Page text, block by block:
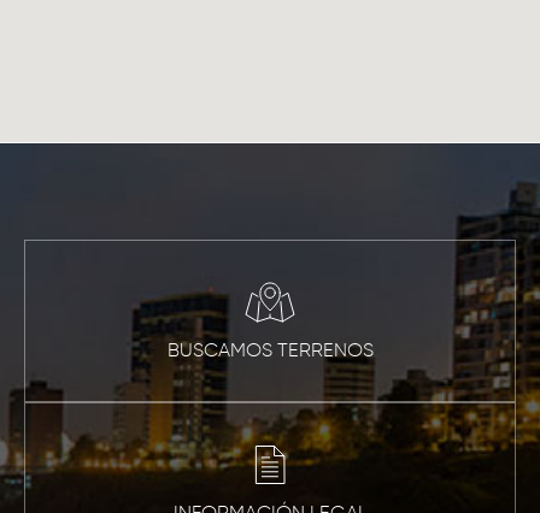
BUSCAMOS TERRENOS